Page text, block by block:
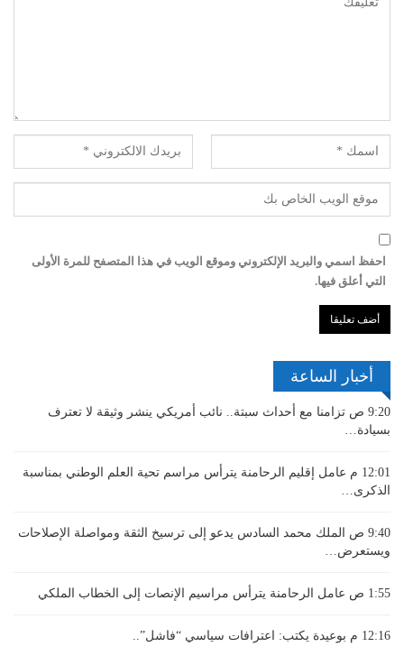
احفظ اسمي والبريد الإلكتروني وموقع الويب في هذا المتصفح للمرة الأولى
التي أعلق فيها.
أخبار الساعة
9:20 ص
تزامنا مع أحداث سبتة.. نائب أمريكي ينشر وثيقة لا تعترف
بسيادة…
12:01 م
عامل إقليم الرحامنة يترأس مراسم تحية العلم الوطني بمناسبة
الذكرى…
9:40 ص
الملك محمد السادس يدعو إلى ترسيخ الثقة ومواصلة الإصلاحات
ويستعرض…
1:55 ص عامل الرحامنة يترأس مراسيم الإنصات إلى الخطاب الملكي
12:16 م بوعيدة يكتب: اعترافات سياسي “فاشل”..